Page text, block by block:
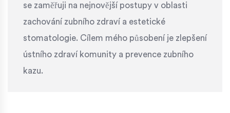
se zaměřuji na nejnovější postupy v oblasti
zachování zubního zdraví a estetické
stomatologie. Cílem mého působení je zlepšení
ústního zdraví komunity a prevence zubního
kazu.